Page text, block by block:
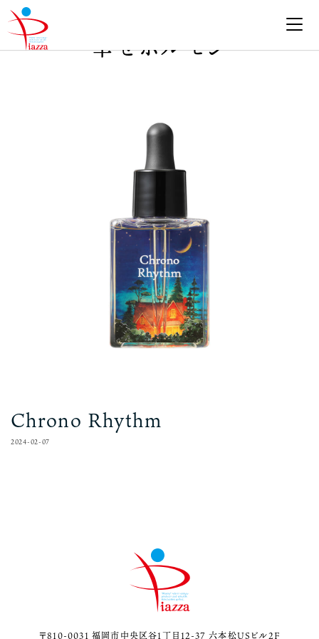
Skip
to
content
幸せホルモン
Chrono Rhythm
2024-02-07
〒810-0031 福岡市中央区谷1丁目12-37 六本松USビル2F